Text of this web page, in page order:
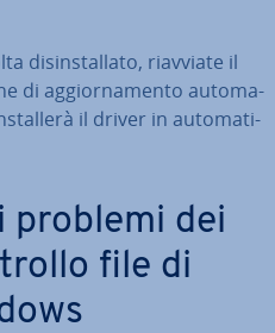
di­sin­stal­la­to, riavviate il
di ag­gior­na­men­to au­to­ma­
il driver in au­to­ma­ti­
problemi dei
file di